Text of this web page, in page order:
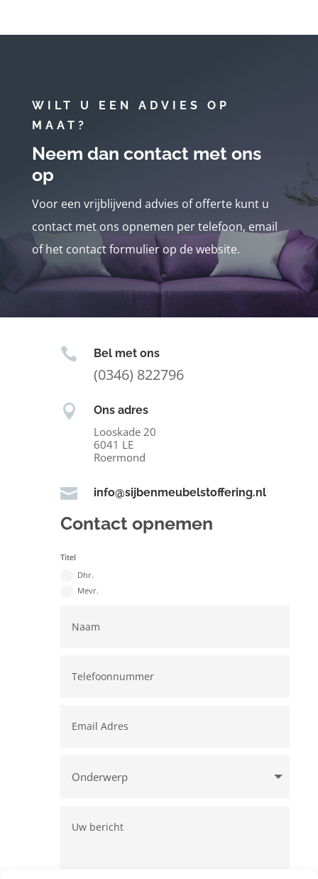
WILT U EEN ADVIES OP
MAAT?
Neem dan contact met ons
op
Voor een vrijblijvend advies of offerte kunt u
contact met ons opnemen per telefoon, email
of het contact formulier op de website.
 Bel met ons
(0346) 822796
 Ons adres
Looskade 20
6041 LE
Roermond
 info@sijbenmeubelstoffering.nl
Contact opnemen
Titel
Dhr.
Mevr.